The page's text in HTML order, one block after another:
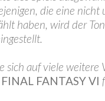
die eine
haben, wird der
sich auf viele weitere
FINAL FANTASY VI